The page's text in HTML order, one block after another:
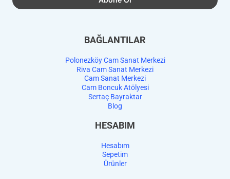
BAĞLANTILAR
Polonezköy Cam Sanat Merkezi
Riva Cam Sanat Merkezi
Cam Sanat Merkezi
Cam Boncuk Atölyesi
Sertaç Bayraktar
Blog
HESABIM
Hesabım
Sepetim
Ürünler